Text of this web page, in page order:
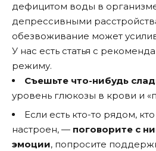
дефицитом воды в
депрессивными
обезвоживание может
У нас есть статья с
режиму.
Съешьте что-нибудь
уровень глюкозы в крови и
Если есть кто-то рядом,
настроен, — поговорите с
эмоции, попросите